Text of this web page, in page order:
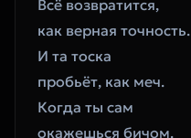
Всё возвратится,
как верная точность.
И та тоска
пробьёт, как меч.
Когда ты сам
окажешься бичом.